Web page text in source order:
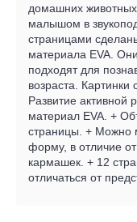
домашних
малышом в
страницами
материала EVA.
подходят для
возраста.
Развитие активной
материал EVA. +
страницы. + Можно
форму, в отличие
кармашек. + 12
отличаться от